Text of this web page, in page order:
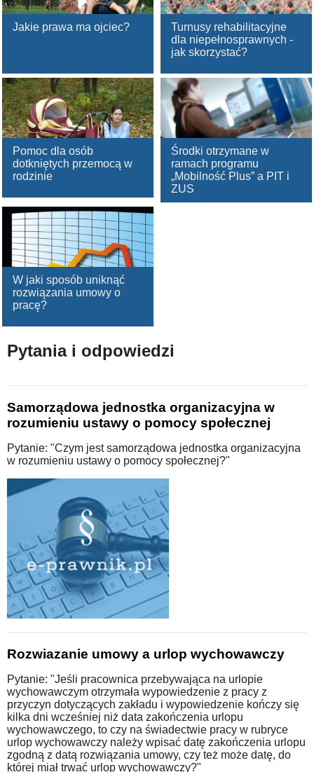
Jakie prawa ma ojciec?
Turnusy rehabilitacyjne
dla niepełnosprawnych -
jak skorzystać?
Pomoc dla osób
dotkniętych przemocą w
rodzinie
Środki otrzymane w
ramach programu
„Mobilność Plus” a PIT i
ZUS
W jaki sposób uniknąć
rozwiązania umowy o
pracę?
Pytania i odpowiedzi
Samorządowa jednostka organizacyjna w
rozumieniu ustawy o pomocy społecznej
Pytanie: "Czym jest samorządowa jednostka organizacyjna
w rozumieniu ustawy o pomocy społecznej?"
Rozwiazanie umowy a urlop wychowawczy
Pytanie: "Jeśli pracownica przebywająca na urlopie
wychowawczym otrzymała wypowiedzenie z pracy z
przyczyn dotyczących zakładu i wypowiedzenie kończy się
kilka dni wcześniej niż data zakończenia urlopu
wychowawczego, to czy na świadectwie pracy w rubryce
urlop wychowawczy należy wpisać datę zakończenia urlopu
zgodną z datą rozwiązania umowy, czy też może datę, do
której miał trwać urlop wychowawczy?"